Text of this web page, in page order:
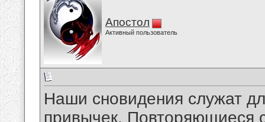
Апостол
Активный пользователь
Наши сновидения служат
привычек. Повторяющиеся